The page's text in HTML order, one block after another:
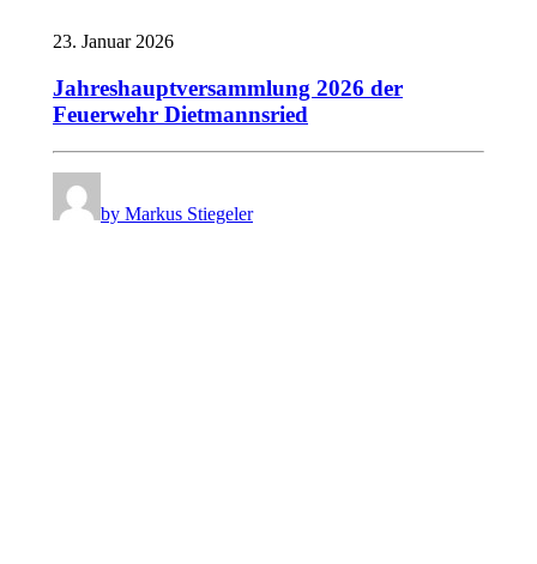
23. Januar 2026
Jahreshauptversammlung 2026 der
Feuerwehr Dietmannsried
by Markus Stiegeler